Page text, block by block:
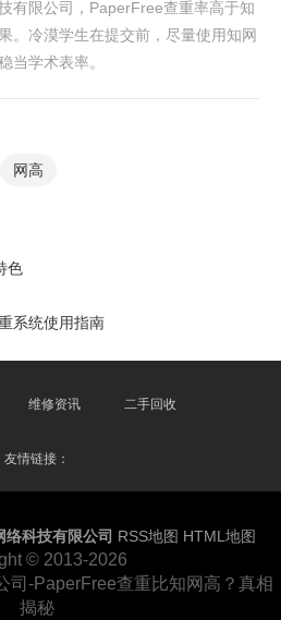
有限公司，PaperFree查重率高于知
。冷漠学生在提交前，尽量使用知网
当学术表率。
网高
色
系统使用指南
维修资讯 二手回收
友情链接：
络科技有限公司 RSS地图 HTML地图
© 2013-2026
司-PaperFree查重比知网高？真相
揭秘